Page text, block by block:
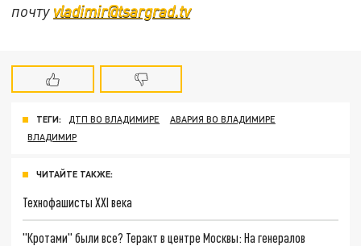
почту vladimir@tsargrad.tv
ТЕГИ: ДТП ВО ВЛАДИМИРЕ
АВАРИЯ ВО ВЛАДИМИРЕ
ВЛАДИМИР
ЧИТАЙТЕ ТАКЖЕ:
Технофашисты XXI века
"Кротами" были все? Теракт в центре Москвы: На генералов